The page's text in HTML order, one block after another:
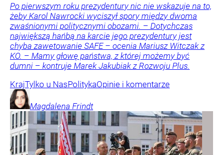
Po pierwszym roku prezydentury nic nie wskazuje na to,
żeby Karol Nawrocki wyciszył spory między dwoma
zwaśnionymi politycznymi obozami. – Dotychczas
największą hańbą na karcie jego prezydentury jest
chyba zawetowanie SAFE – ocenia Mariusz Witczak z
KO. – Mamy głowę państwa, z której możemy być
dumni – kontruje Marek Jakubiak z Rozwoju Plus.
KrajTylko u NasPolitykaOpinie i komentarze
Magdalena Frindt